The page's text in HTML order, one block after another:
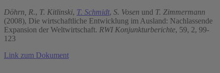
Döhrn, R., T. Kitlinski, T. Schmidt, S. Vosen und T. Zimmermann
(2008), Die wirtschaftliche Entwicklung im Ausland: Nachlassende
Expansion der Weltwirtschaft. RWI Konjunkturberichte, 59, 2, 99-
123
Link zum Dokument